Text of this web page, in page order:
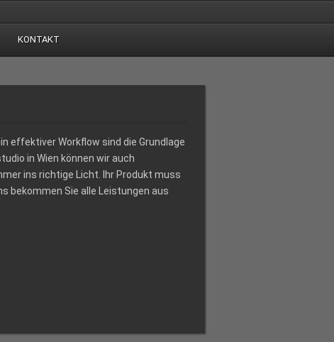
KONTAKT
effektiver Workflow sind die Grundlage
in Wien können wir auch
ins richtige Licht. Ihr Produkt muss
bekommen Sie alle Leistungen aus